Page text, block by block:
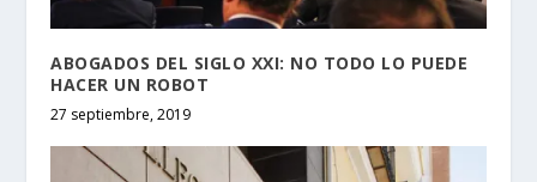
ABOGADOS DEL SIGLO XXI: NO TODO LO PUEDE
HACER UN ROBOT
27 septiembre, 2019